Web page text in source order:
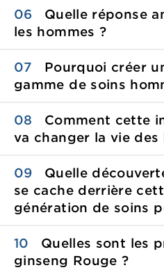
06
Quelle réponse
les hommes ?
07
Pourquoi créer
gamme de soins
08
Comment cette
va changer la vie des
09
Quelle
se cache derrière
génération de soins
10
Quelles sont les
ginseng Rouge ?